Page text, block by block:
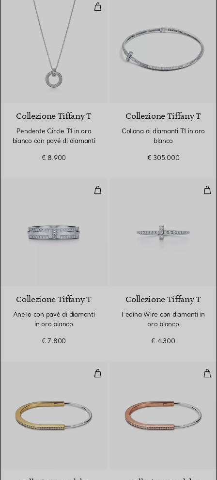
Pendente Circle T1 in oro
Collezione Tiffany T
Pendente Circle T1 in oro
bianco con pavé di diamanti
€ 8.900
Collezione Tiffany T
Collana di diamanti T1 in oro
bianco
€ 305.000
Anello con pavé di diamanti in
Collezione Tiffany T
Anello con pavé di diamanti
in oro bianco
€ 7.800
Collezione Tiffany T
Fedina Wire con diamanti in
oro bianco
€ 4.300
Bracciale Narrow in oro giallo e